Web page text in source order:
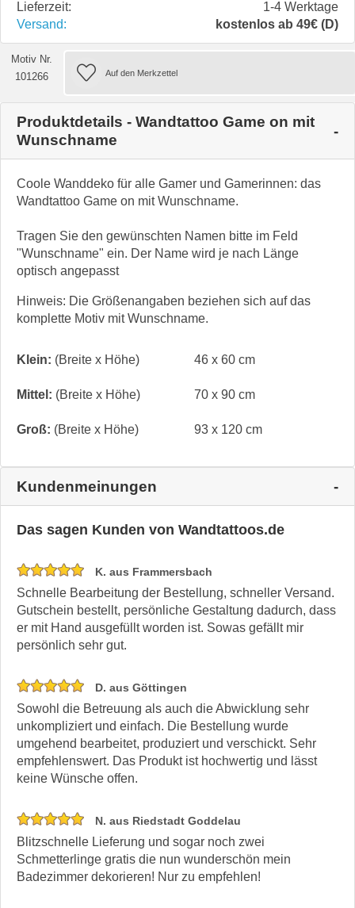
Lieferzeit:
1-4 Werktage
Versand:
kostenlos ab 49€ (D)
Motiv Nr.
101266
Produktdetails - Wandtattoo Game on mit
Wunschname
Coole Wanddeko für alle Gamer und Gamerinnen: das
Wandtattoo Game on mit Wunschname.
Tragen Sie den gewünschten Namen bitte im Feld
"Wunschname" ein. Der Name wird je nach Länge
optisch angepasst
Hinweis: Die Größenangaben beziehen sich auf das
komplette Motiv mit Wunschname.
Klein: (Breite x Höhe) 46 x 60 cm
Mittel: (Breite x Höhe) 70 x 90 cm
Groß: (Breite x Höhe) 93 x 120 cm
Kundenmeinungen
Das sagen Kunden von Wandtattoos.de
K. aus Frammersbach
Schnelle Bearbeitung der Bestellung, schneller Versand.
Gutschein bestellt, persönliche Gestaltung dadurch, dass
er mit Hand ausgefüllt worden ist. Sowas gefällt mir
persönlich sehr gut.
D. aus Göttingen
Sowohl die Betreuung als auch die Abwicklung sehr
unkompliziert und einfach. Die Bestellung wurde
umgehend bearbeitet, produziert und verschickt. Sehr
empfehlenswert. Das Produkt ist hochwertig und lässt
keine Wünsche offen.
N. aus Riedstadt Goddelau
Blitzschnelle Lieferung und sogar noch zwei
Schmetterlinge gratis die nun wunderschön mein
Badezimmer dekorieren! Nur zu empfehlen!